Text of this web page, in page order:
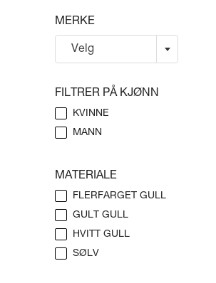
MERKE
Velg
FILTRER PÅ KJØNN
KVINNE
MANN
MATERIALE
FLERFARGET GULL
GULT GULL
HVITT GULL
SØLV